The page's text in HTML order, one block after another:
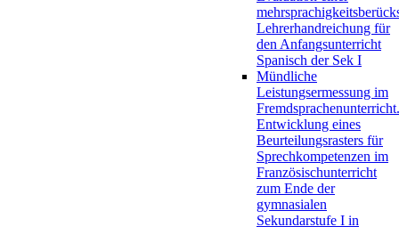
Lehrerhandreichung für
den Anfangsunterricht
Spanisch der Sek I
Mündliche
Leistungsermessung im
Fremdsprachenunterricht.
Entwicklung eines
Beurteilungsrasters für
Sprechkompetenzen im
Französischunterricht
zum Ende der
gymnasialen
Sekundarstufe I in